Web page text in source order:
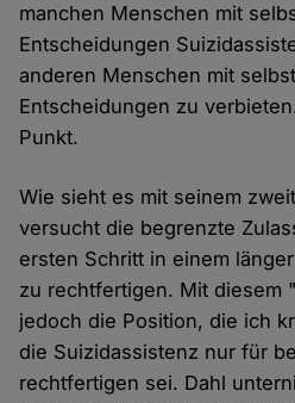
manchen Menschen mit
Entscheidungen
anderen Menschen mit
Entscheidungen zu
Punkt.
Wie sieht es mit seinem
versucht die begrenzte
ersten Schritt in einem
zu rechtfertigen. Mit diesem
jedoch die Position, die ich
die Suizidassistenz nur für
rechtfertigen sei. Dahl